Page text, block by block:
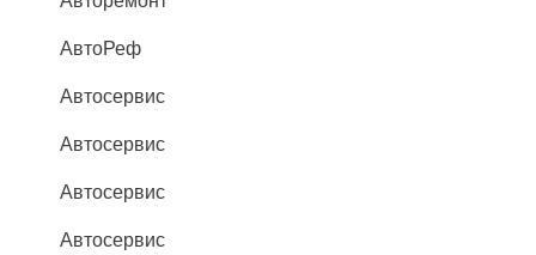
АвтоРеф
Автосервис
Автосервис
Автосервис
Автосервис